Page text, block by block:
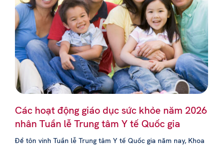
Các hoạt động giáo dục sức khỏe năm 2026
nhân Tuần lễ Trung tâm Y tế Quốc gia
Để tôn vinh Tuần lễ Trung tâm Y tế Quốc gia năm nay, Khoa